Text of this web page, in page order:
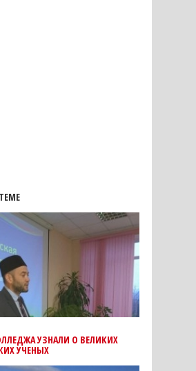
УЗНАЛИ О ВЕЛИКИХ
УЧЕНЫХ